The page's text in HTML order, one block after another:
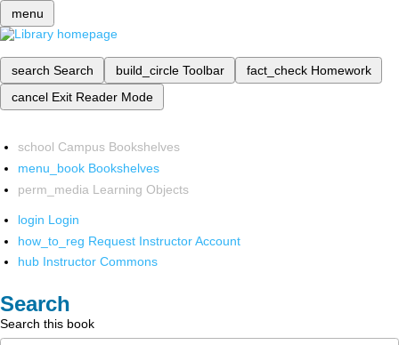
menu
search Search build_circle Toolbar fact_check Homework
cancel Exit Reader Mode
school Campus Bookshelves
menu_book Bookshelves
perm_media Learning Objects
login Login
how_to_reg Request Instructor Account
hub Instructor Commons
Search
Search this book